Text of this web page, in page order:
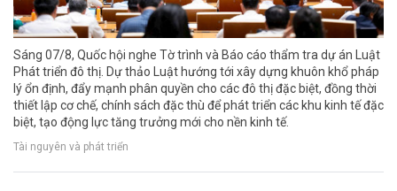
Sáng 07/8, Quốc hội nghe Tờ trình và Báo cáo thẩm tra dự án Luật
Phát triển đô thị. Dự thảo Luật hướng tới xây dựng khuôn khổ pháp
lý ổn định, đẩy mạnh phân quyền cho các đô thị đặc biệt, đồng thời
thiết lập cơ chế, chính sách đặc thù để phát triển các khu kinh tế đặc
biệt, tạo động lực tăng trưởng mới cho nền kinh tế.
Tài nguyên và phát triển